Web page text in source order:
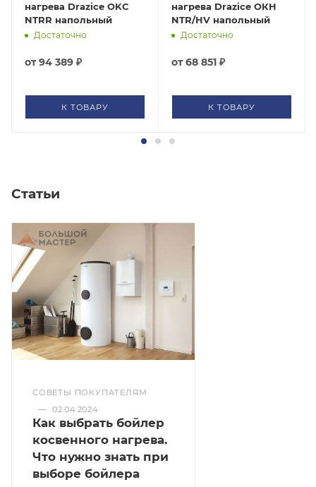
нагрева Drazice OKC
NTRR напольный
Достаточно
от94 389 ₽
К ТОВАРУ
нагрева Drazice ОКH
NTR/HV напольный
Достаточно
от68 851 ₽
К ТОВАРУ
Статьи
СОВЕТЫ ПОКУПАТЕЛЯМ
—
02.04.2024
Как выбрать бойлер
косвенного нагрева.
Что нужно знать при
выборе бойлера